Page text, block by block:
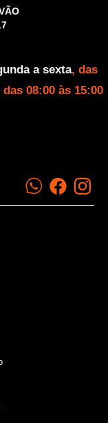
a sexta, das
das 08:00 às 15:00